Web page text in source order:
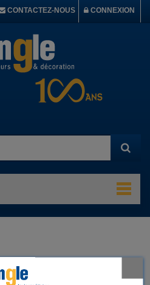
CONNEXION
CONTACTEZ-NOUS
MARQUE CLEANKILL